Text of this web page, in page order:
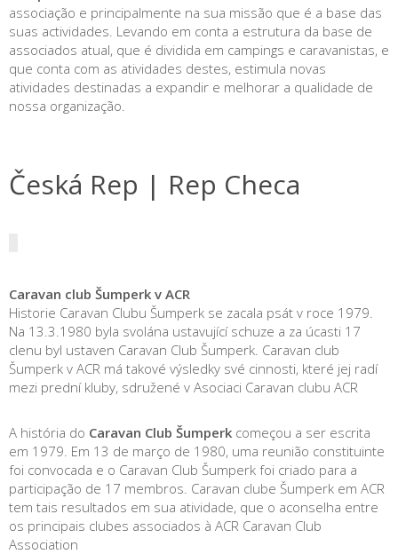
associação e principalmente na sua missão que é a base das
suas actividades. Levando em conta a estrutura da base de
associados atual, que é dividida em campings e caravanistas, e
que conta com as atividades destes, estimula novas
atividades destinadas a expandir e melhorar a qualidade de
nossa organização.
Česká Rep | Rep Checa
Caravan club Šumperk v ACR
Historie Caravan Clubu Šumperk se zacala psát v roce 1979.
Na 13.3.1980 byla svolána ustavující schuze a za úcasti 17
clenu byl ustaven Caravan Club Šumperk. Caravan club
Šumperk v ACR má takové výsledky své cinnosti, které jej radí
mezi prední kluby, sdružené v Asociaci Caravan clubu ACR
A história do Caravan Club Šumperk começou a ser escrita
em 1979. Em 13 de março de 1980, uma reunião constituinte
foi convocada e o Caravan Club Šumperk foi criado para a
participação de 17 membros. Caravan clube Šumperk em ACR
tem tais resultados em sua atividade, que o aconselha entre
os principais clubes associados à ACR Caravan Club
Association